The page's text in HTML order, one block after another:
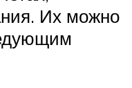
Их можно